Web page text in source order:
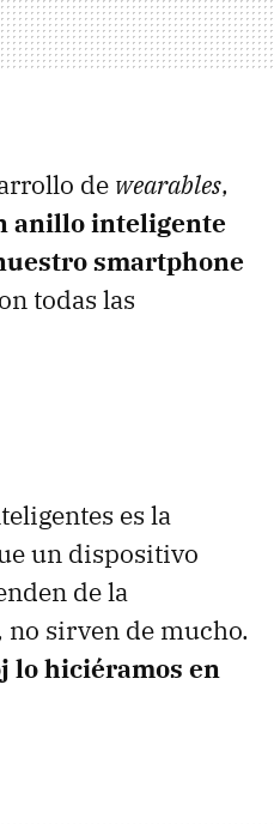
de wearables,
anillo inteligente
smartphone
todas las
es la
un dispositivo
de la
sirven de mucho.
lo hiciéramos en